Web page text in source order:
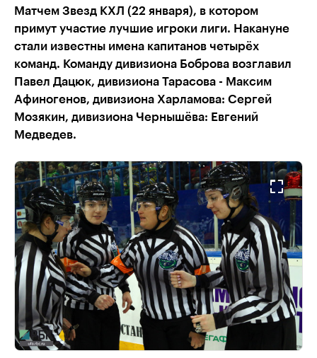
Матчем Звезд КХЛ (22 января), в котором
примут участие лучшие игроки лиги. Накануне
стали известны имена капитанов четырёх
команд. Команду дивизиона Боброва возглавил
Павел Дацюк, дивизиона Тарасова - Максим
Афиногенов, дивизиона Харламова: Сергей
Мозякин, дивизиона Чернышёва: Евгений
Медведев.